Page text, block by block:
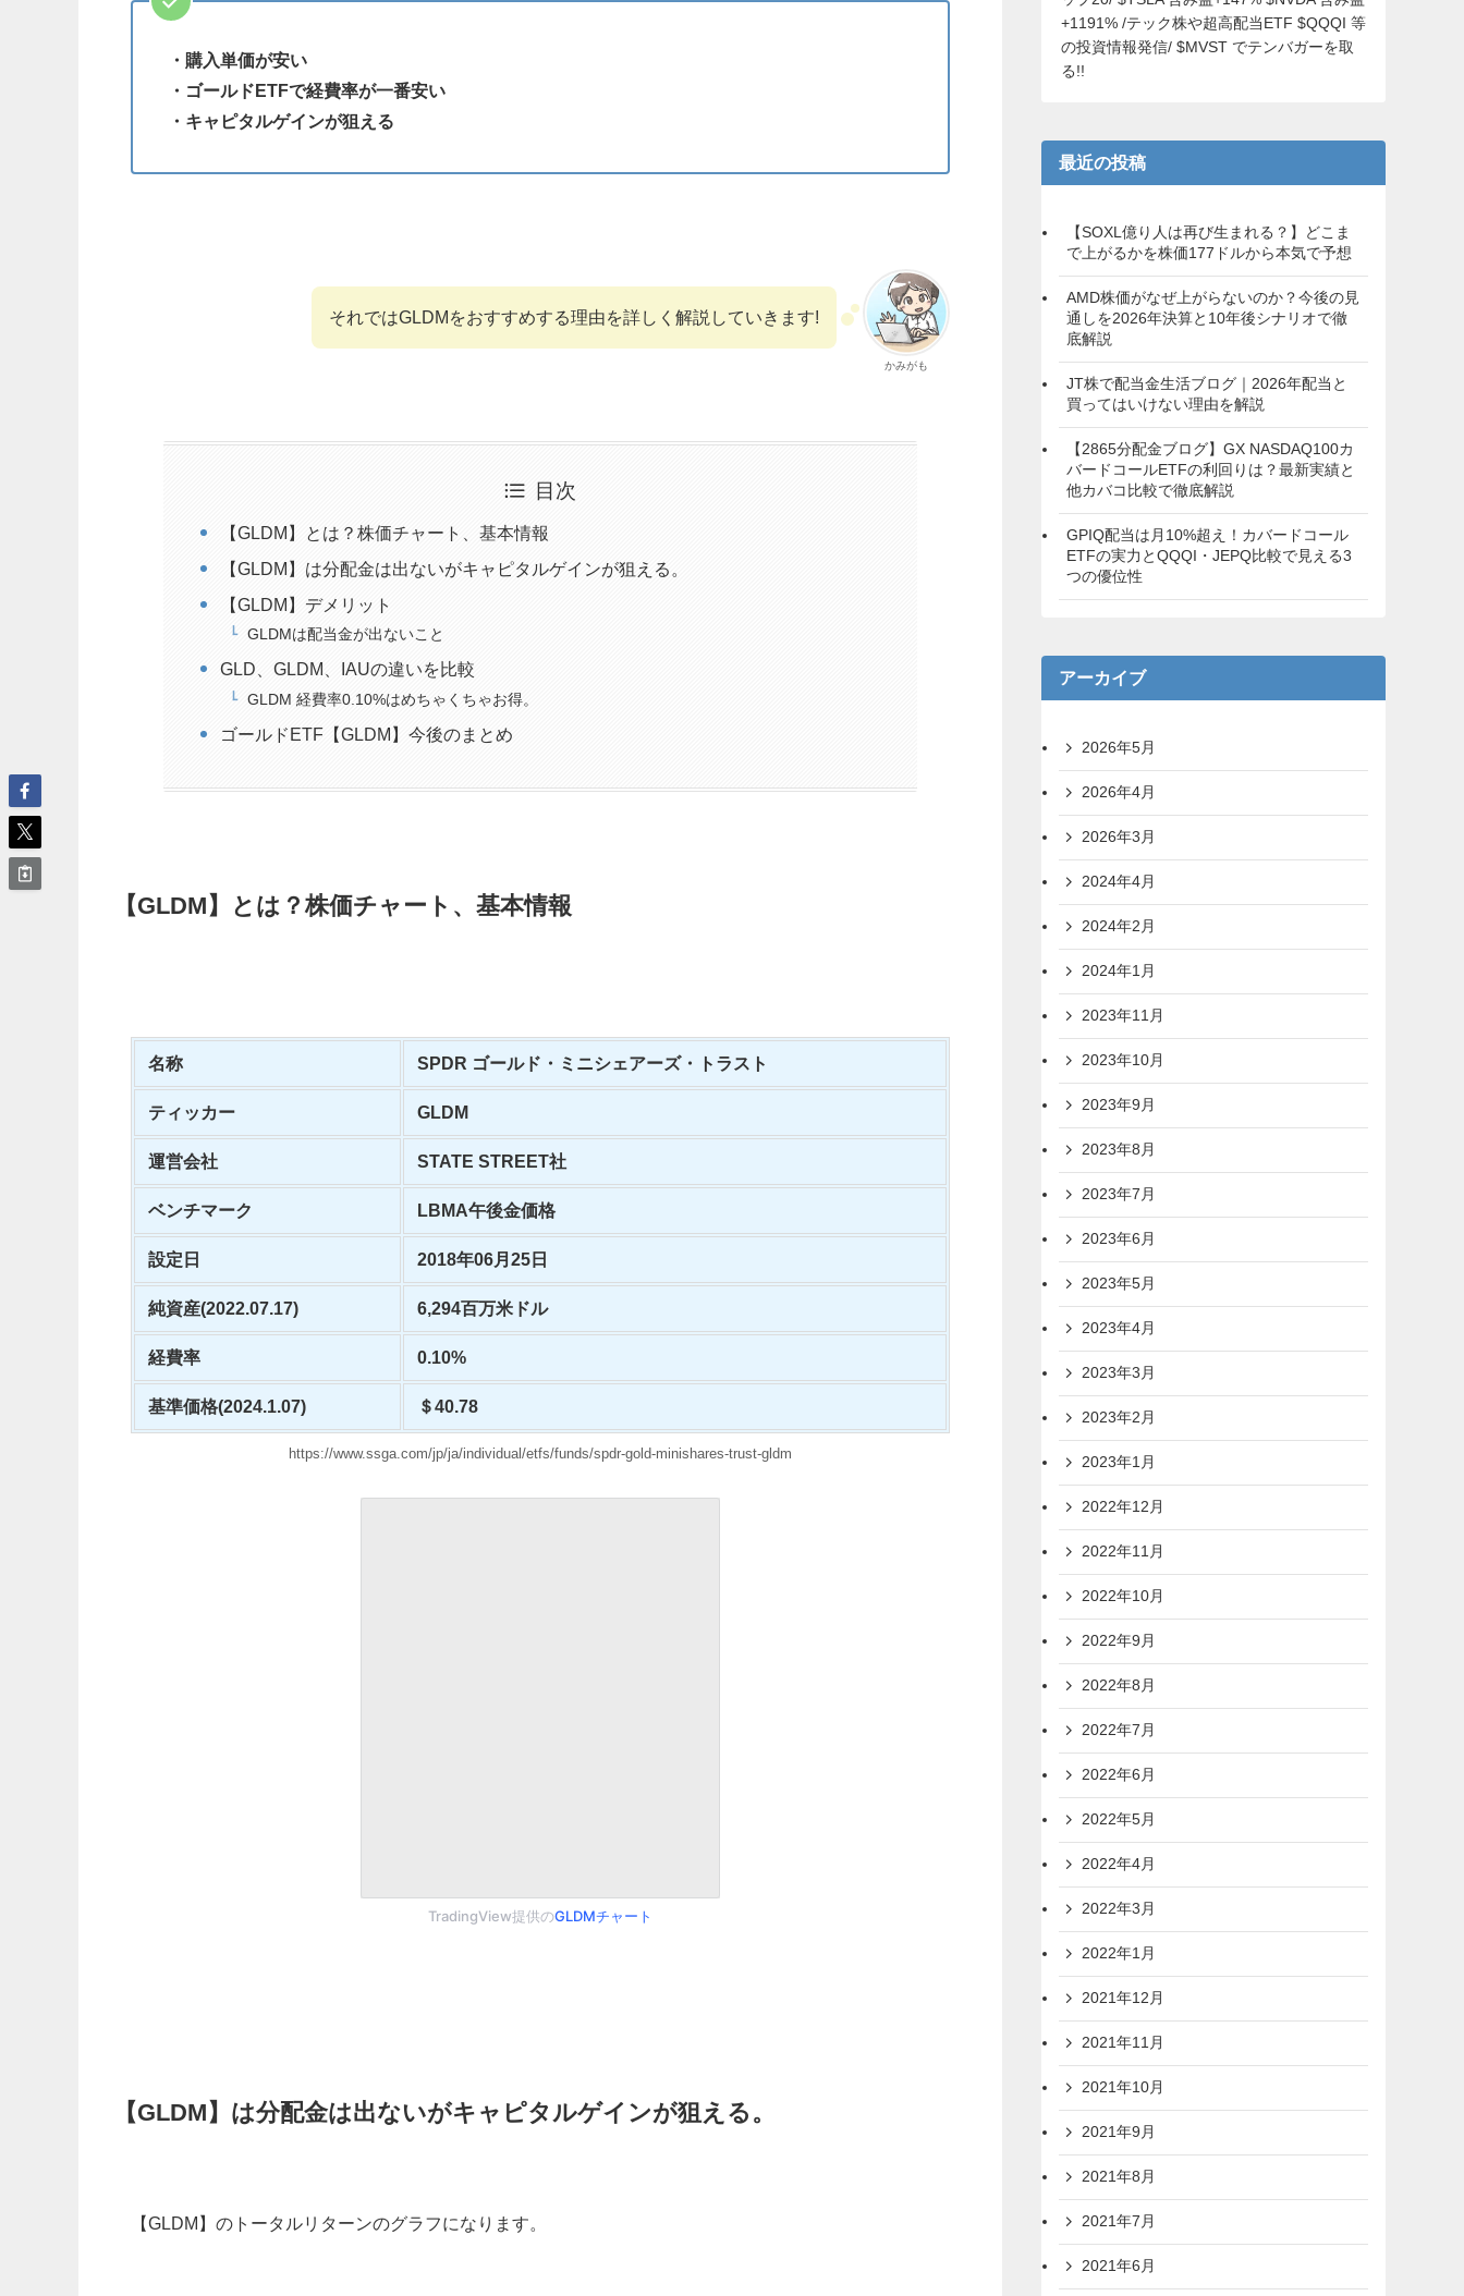
・購入単価が安い
・ゴールドETFで経費率が一番安い
・キャピタルゲインが狙える
かみがも
それではGLDMをおすすめする理由を詳しく解説していきます!
目次
【GLDM】とは？株価チャート、基本情報
【GLDM】は分配金は出ないがキャピタルゲインが狙える。
【GLDM】デメリット
GLDMは配当金が出ないこと
GLD、GLDM、IAUの違いを比較
GLDM 経費率0.10%はめちゃくちゃお得。
ゴールドETF【GLDM】今後のまとめ
【GLDM】とは？株価チャート、基本情報
名称 SPDR ゴールド・ミニシェアーズ・トラスト
ティッカー GLDM
運営会社 STATE STREET社
ベンチマーク LBMA午後金価格
設定日 2018年06月25日
純資産(2022.07.17) 6,294百万米ドル
経費率 0.10%
基準価格(2024.1.07) ＄40.78
https://www.ssga.com/jp/ja/individual/etfs/funds/spdr-gold-minishares-trust-gldm
TradingView提供のGLDMチャート
【GLDM】は分配金は出ないがキャピタルゲインが狙える。
【GLDM】のトータルリターンのグラフになります。
+1191% /テック株や超高配当ETF $QQQI 等
の投資情報発信/ $MVST でテンバガーを取
る!!
最近の投稿
【SOXL億り人は再び生まれる？】どこま
で上がるかを株価177ドルから本気で予想
AMD株価がなぜ上がらないのか？今後の見
通しを2026年決算と10年後シナリオで徹
底解説
JT株で配当金生活ブログ｜2026年配当と
買ってはいけない理由を解説
【2865分配金ブログ】GX NASDAQ100カ
バードコールETFの利回りは？最新実績と
他カバコ比較で徹底解説
GPIQ配当は月10%超え！カバードコール
ETFの実力とQQQI・JEPQ比較で見える3
つの優位性
アーカイブ
2026年5月
2026年4月
2026年3月
2024年4月
2024年2月
2024年1月
2023年11月
2023年10月
2023年9月
2023年8月
2023年7月
2023年6月
2023年5月
2023年4月
2023年3月
2023年2月
2023年1月
2022年12月
2022年11月
2022年10月
2022年9月
2022年8月
2022年7月
2022年6月
2022年5月
2022年4月
2022年3月
2022年1月
2021年12月
2021年11月
2021年10月
2021年9月
2021年8月
2021年7月
2021年6月